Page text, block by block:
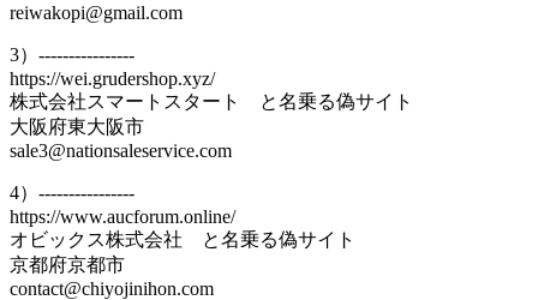
reiwakopi@gmail.com
3）----------------
https://wei.grudershop.xyz/
株式会社スマートスタート と名乗る偽サイト
大阪府東大阪市
sale3@nationsaleservice.com
4）----------------
https://www.aucforum.online/
オビックス株式会社 と名乗る偽サイト
京都府京都市
contact@chiyojinihon.com